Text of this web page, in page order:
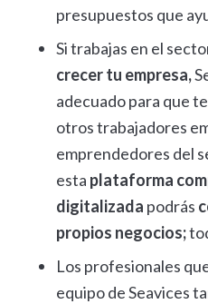
presupuestos que
Si trabajas en el
crecer tu empresa,
adecuado para que
otros trabajadores
emprendedores del
esta plataforma
digitalizada podrás
propios negocios;
Los profesionales
equipo de Seavices